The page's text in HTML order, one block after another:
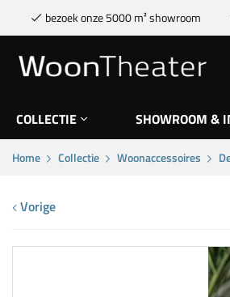
bezoek onze 5000 m² showroom
COLLECTIE SHOWROOM &
Home Collectie Woonaccessoires
Vorige